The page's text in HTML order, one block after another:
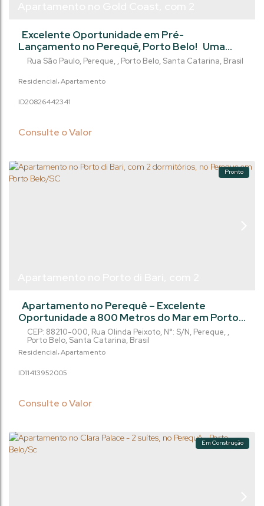
Belo/SC
Residencial Apartamento
Consulte o Valor
2341
2082644
Rua São Paulo, Pereque , Porto Belo, Santa Catarina, Brasil
Excelente Oportunidade em Pré-
Lançamento no Perequê, Porto Belo! Uma
oportunidade imperdível para garantir seu
exclusivas de lançamento e pagamento
empreendimento ideal tanto para morar
mais valorizam em Santa Catarina. O
Pronto
Residencial Apartamento
Consulte o Valor
2005
1141395
CEP: 88210-000, Rua Olinda Peixoto, N°: S/N, Pereque ,
Porto Belo, Santa Catarina, Brasil
Apartamento no Perequê – Excelente
Oportunidade a 800 Metros do Mar em Porto
Belo/SC Excelente oportunidade no Porto di
Bari, localizado no dinâmico bairro Perequê, em
Porto Belo, a apenas 800 metros da praia. O
uma das regiões que mais cresce no litoral
Em Construção